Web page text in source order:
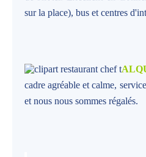
sur la place), bus et centres
cadre agréable et calme,
et nous nous sommes régalés.